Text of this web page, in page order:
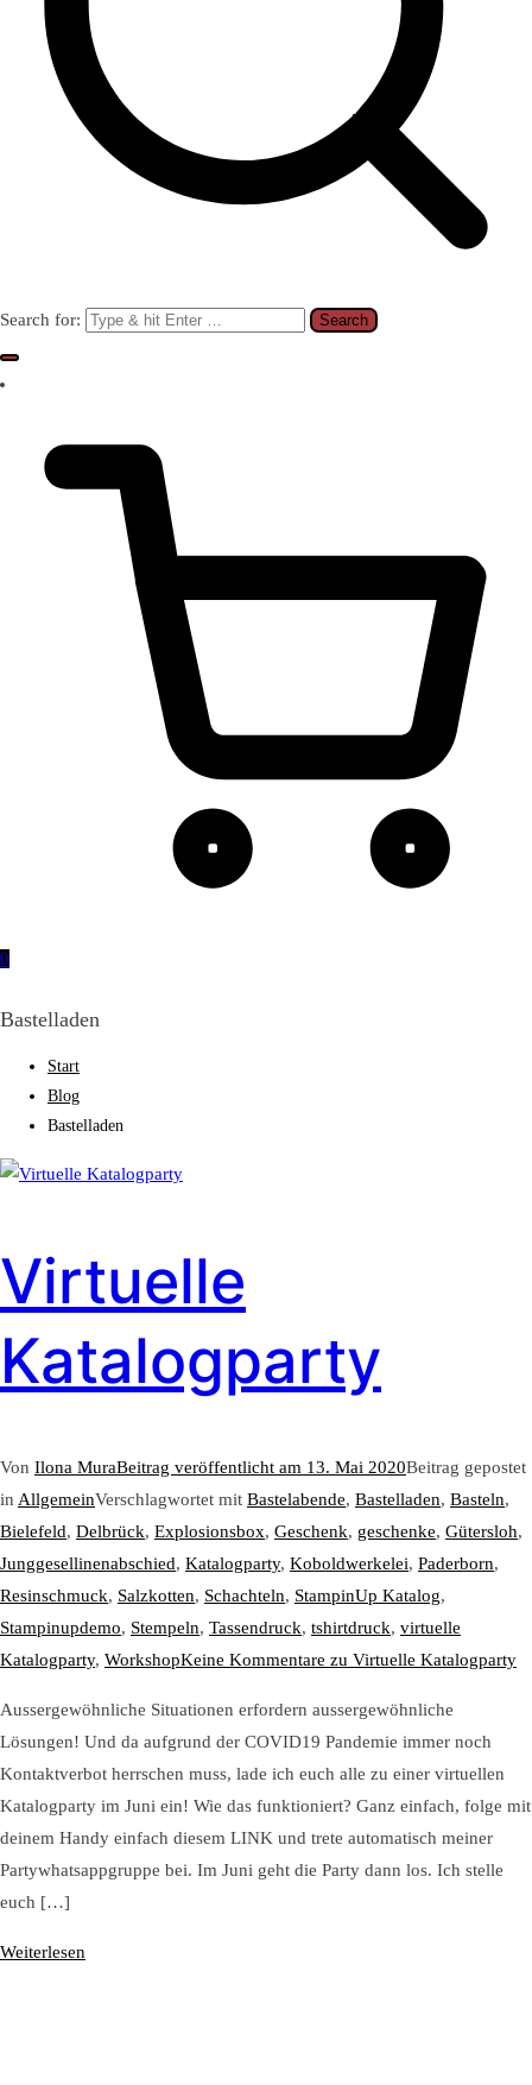
Search for:
0
Bastelladen
Start
Blog
Bastelladen
Virtuelle
Katalogparty
Von Ilona MuraBeitrag veröffentlicht am 13. Mai 2020Beitrag gepostet
in AllgemeinVerschlagwortet mit Bastelabende, Bastelladen, Basteln,
Bielefeld, Delbrück, Explosionsbox, Geschenk, geschenke, Gütersloh,
Junggesellinenabschied, Katalogparty, Koboldwerkelei, Paderborn,
Resinschmuck, Salzkotten, Schachteln, StampinUp Katalog,
Stampinupdemo, Stempeln, Tassendruck, tshirtdruck, virtuelle
Katalogparty, WorkshopKeine Kommentare zu Virtuelle Katalogparty
Aussergewöhnliche Situationen erfordern aussergewöhnliche
Lösungen! Und da aufgrund der COVID19 Pandemie immer noch
Kontaktverbot herrschen muss, lade ich euch alle zu einer virtuellen
Katalogparty im Juni ein! Wie das funktioniert? Ganz einfach, folge mit
deinem Handy einfach diesem LINK und trete automatisch meiner
Partywhatsappgruppe bei. Im Juni geht die Party dann los. Ich stelle
euch […]
Weiterlesen